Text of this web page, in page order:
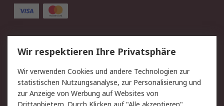
Service
Value Added Services
Lieferlösungen
Rücksendungen
Kontakt
Hilfe
Privatkunden
Wir respektieren Ihre Privatsphäre
Wir verwenden Cookies und andere Technologien zur
statistischen Nutzungsanalyse, zur Personalisierung und
zur Anzeige von Werbung auf Websites von